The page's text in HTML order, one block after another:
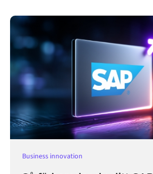
Business innovation